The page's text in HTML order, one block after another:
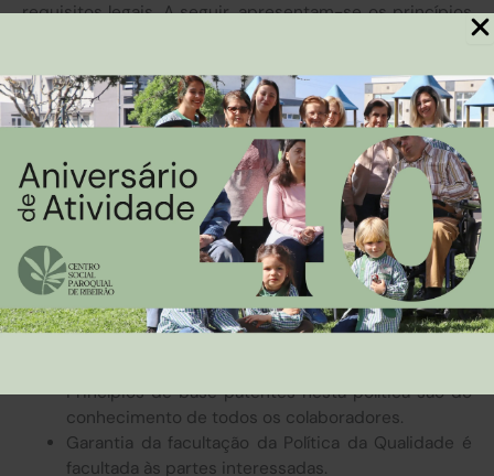
requisitos legais. A seguir, apresentam-se os princípios
que orientam esta política que refletem a dedicação e a
Clientes / utentes constituem o foco de toda a
nossa ação.
Colaboradores são a chave do sucesso.
Igualdade entre homens e mulheres é condição
para a Qualidade Total.
Produtividade e rentabilidade na maximização dos
Cumprimento com os requisitos legais e todos os
demais definidos no Sistema de Gestão da
Qualidade do CSPR.
Princípios de base patentes nesta política são do
conhecimento de todos os colaboradores.
Garantia da facultação da Política da Qualidade é
facultada às partes interessadas.